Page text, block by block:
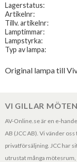
Lagerstatus
Artikelnr
Tillv. artikelnr
Lamptimmar
Lampstyrka
Typ av lampa
Original lampa till
VI GILLAR
AV-Online.se är en e-
AB (JCC AB). Vi vänder
privatförsäljning. JCC har
utrustat många